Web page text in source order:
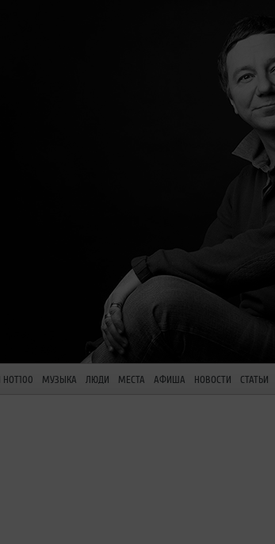
МУЗЫКА ЛЮДИ МЕСТА АФИША НОВОСТИ СТАТЬИ